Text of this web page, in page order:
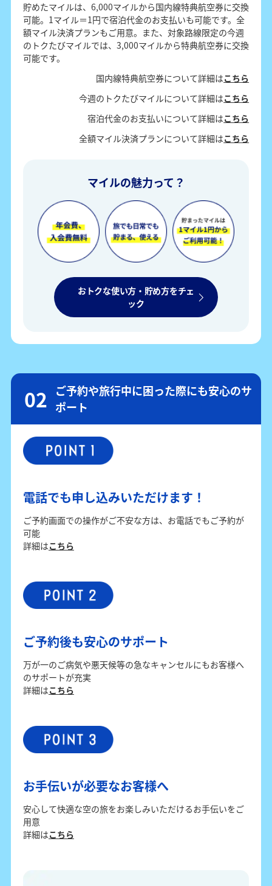
貯めたマイルは、6,000マイルから国内線特典航空券に交換
可能。1マイル＝1円で宿泊代金のお支払いも可能です。全
額マイル決済プランもご用意。また、対象路線限定の今週
のトクたびマイルでは、3,000マイルから特典航空券に交換
可能です。
国内線特典航空券について詳細はこちら
今週のトクたびマイルについて詳細はこちら
宿泊代金のお支払いについて詳細はこちら
全額マイル決済プランについて詳細はこちら
マイルの魅力って？
おトクな使い方・貯め方をチェ
ック
ご予約や旅行中に困った際にも安心のサ
ポート
電話でも申し込みいただけます！
ご予約画面での操作がご不安な方は、お電話でもご予約が
可能
詳細はこちら
ご予約後も安心のサポート
万が一のご病気や悪天候等の急なキャンセルにもお客様へ
のサポートが充実
詳細はこちら
お手伝いが必要なお客様へ
安心して快適な空の旅をお楽しみいただけるお手伝いをご
用意
詳細はこちら